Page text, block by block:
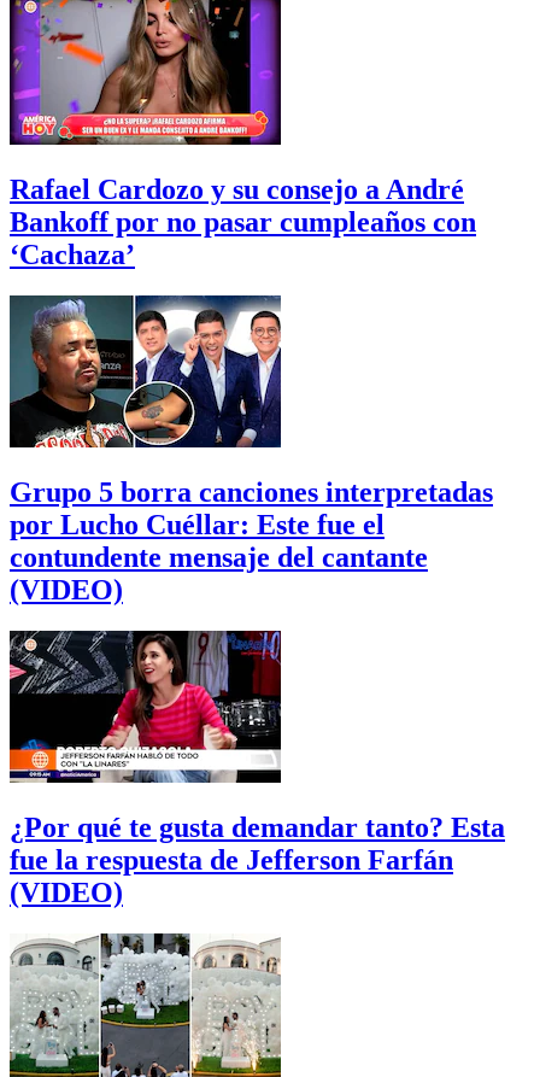
Rafael Cardozo y su consejo a André
Bankoff por no pasar cumpleaños con
‘Cachaza’
Grupo 5 borra canciones interpretadas
por Lucho Cuéllar: Este fue el
contundente mensaje del cantante
(VIDEO)
¿Por qué te gusta demandar tanto? Esta
fue la respuesta de Jefferson Farfán
(VIDEO)